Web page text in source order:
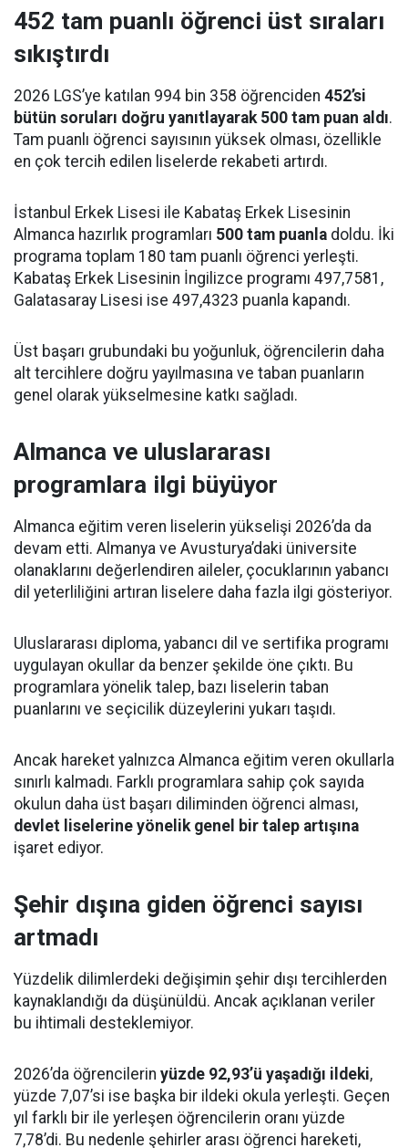
452 tam puanlı öğrenci üst sıraları
sıkıştırdı
2026 LGS’ye katılan 994 bin 358 öğrenciden 452’si
bütün soruları doğru yanıtlayarak 500 tam puan aldı.
Tam puanlı öğrenci sayısının yüksek olması, özellikle
en çok tercih edilen liselerde rekabeti artırdı.
İstanbul Erkek Lisesi ile Kabataş Erkek Lisesinin
Almanca hazırlık programları 500 tam puanla doldu. İki
programa toplam 180 tam puanlı öğrenci yerleşti.
Kabataş Erkek Lisesinin İngilizce programı 497,7581,
Galatasaray Lisesi ise 497,4323 puanla kapandı.
Üst başarı grubundaki bu yoğunluk, öğrencilerin daha
alt tercihlere doğru yayılmasına ve taban puanların
genel olarak yükselmesine katkı sağladı.
Almanca ve uluslararası
programlara ilgi büyüyor
Almanca eğitim veren liselerin yükselişi 2026’da da
devam etti. Almanya ve Avusturya’daki üniversite
olanaklarını değerlendiren aileler, çocuklarının yabancı
dil yeterliliğini artıran liselere daha fazla ilgi gösteriyor.
Uluslararası diploma, yabancı dil ve sertifika programı
uygulayan okullar da benzer şekilde öne çıktı. Bu
programlara yönelik talep, bazı liselerin taban
puanlarını ve seçicilik düzeylerini yukarı taşıdı.
Ancak hareket yalnızca Almanca eğitim veren okullarla
sınırlı kalmadı. Farklı programlara sahip çok sayıda
okulun daha üst başarı diliminden öğrenci alması,
devlet liselerine yönelik genel bir talep artışına
işaret ediyor.
Şehir dışına giden öğrenci sayısı
artmadı
Yüzdelik dilimlerdeki değişimin şehir dışı tercihlerden
kaynaklandığı da düşünüldü. Ancak açıklanan veriler
bu ihtimali desteklemiyor.
2026’da öğrencilerin yüzde 92,93’ü yaşadığı ildeki,
yüzde 7,07’si ise başka bir ildeki okula yerleşti. Geçen
yıl farklı bir ile yerleşen öğrencilerin oranı yüzde
7,78’di. Bu nedenle şehirler arası öğrenci hareketi,